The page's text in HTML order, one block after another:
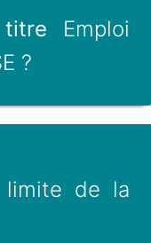
titre Emploi
?
de la